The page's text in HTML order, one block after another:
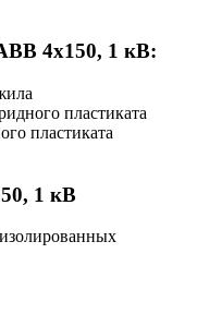
4х150, 1 кВ:
пластиката
пластиката
1 кВ